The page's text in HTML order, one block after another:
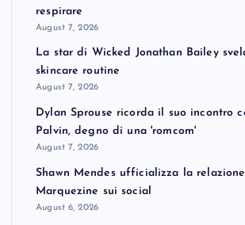
respirare
August 7, 2026
La star di Wicked Jonathan Bailey
skincare routine
August 7, 2026
Dylan Sprouse ricorda il suo incontro
Palvin, degno di una 'romcom'
August 7, 2026
Shawn Mendes ufficializza la
Marquezine sui social
August 6, 2026